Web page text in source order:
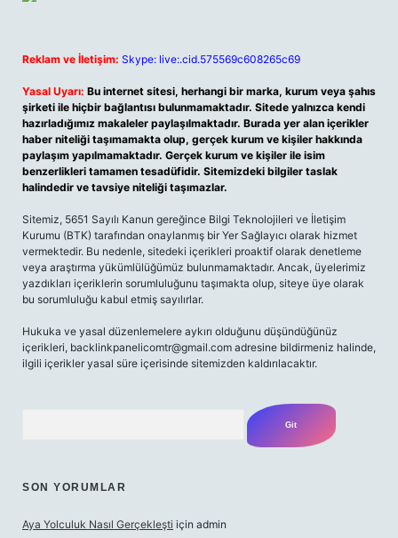
Reklam ve İletişim: Skype: live:.cid.575569c608265c69
Yasal Uyarı: Bu internet sitesi, herhangi bir marka, kurum veya şahıs
şirketi ile hiçbir bağlantısı bulunmamaktadır. Sitede yalnızca kendi
hazırladığımız makaleler paylaşılmaktadır. Burada yer alan içerikler
haber niteliği taşımamakta olup, gerçek kurum ve kişiler hakkında
paylaşım yapılmamaktadır. Gerçek kurum ve kişiler ile isim
benzerlikleri tamamen tesadüfidir. Sitemizdeki bilgiler taslak
halindedir ve tavsiye niteliği taşımazlar.
Sitemiz, 5651 Sayılı Kanun gereğince Bilgi Teknolojileri ve İletişim
Kurumu (BTK) tarafından onaylanmış bir Yer Sağlayıcı olarak hizmet
vermektedir. Bu nedenle, sitedeki içerikleri proaktif olarak denetleme
veya araştırma yükümlülüğümüz bulunmamaktadır. Ancak, üyelerimiz
yazdıkları içeriklerin sorumluluğunu taşımakta olup, siteye üye olarak
bu sorumluluğu kabul etmiş sayılırlar.
Hukuka ve yasal düzenlemelere aykırı olduğunu düşündüğünüz
içerikleri, backlinkpanelicomtr@gmail.com adresine bildirmeniz halinde,
ilgili içerikler yasal süre içerisinde sitemizden kaldırılacaktır.
SON YORUMLAR
Aya Yolculuk Nasıl Gerçekleşti için admin